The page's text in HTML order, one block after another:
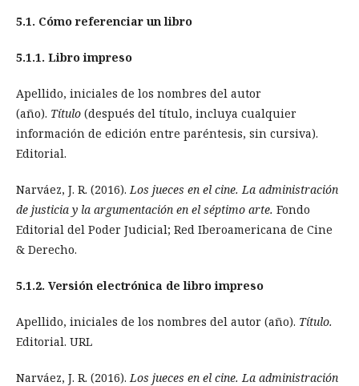
5.1. Cómo referenciar un libro
5.1.1. Libro impreso
Apellido, iniciales de los nombres del autor
(año). Título (después del título, incluya cualquier
información de edición entre paréntesis, sin cursiva).
Editorial.
Narváez, J. R. (2016). Los jueces en el cine. La administración
de justicia y la argumentación en el séptimo arte. Fondo
Editorial del Poder Judicial; Red Iberoamericana de Cine
& Derecho.
5.1.2. Versión electrónica de libro impreso
Apellido, iniciales de los nombres del autor (año). Título.
Editorial. URL
Narváez, J. R. (2016). Los jueces en el cine. La administración